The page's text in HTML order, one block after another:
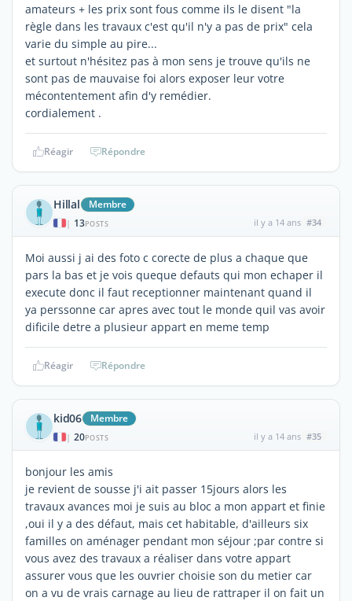
amateurs + les prix sont fous comme ils le disent "la
règle dans les travaux c'est qu'il n'y a pas de prix" cela
varie du simple au pire...
et surtout n'hésitez pas à mon sens je trouve qu'ils ne
sont pas de mauvaise foi alors exposer leur votre
mécontentement afin d'y remédier.
cordialement .
Réagir Répondre
Hillal Membre
| 13POSTS il y a 14 ans #34
Moi aussi j ai des foto c corecte de plus a chaque que
pars la bas et je vois queque defauts qui mon echaper il
execute donc il faut receptionner maintenant quand il
ya perssonne car apres avec tout le monde quil vas avoir
dificile detre a plusieur appart en meme temp
Réagir Répondre
kid06 Membre
| 20POSTS il y a 14 ans #35
bonjour les amis
je revient de sousse j'i ait passer 15jours alors les
travaux avances moi je suis au bloc a mon appart et finie
,oui il y a des défaut, mais cet habitable, d'ailleurs six
familles on aménager pendant mon séjour ;par contre si
vous avez des travaux a réaliser dans votre appart
assurer vous que les ouvrier choisie son du metier car
on a vu de vrais carnage au lieu de rattraper il on fait un